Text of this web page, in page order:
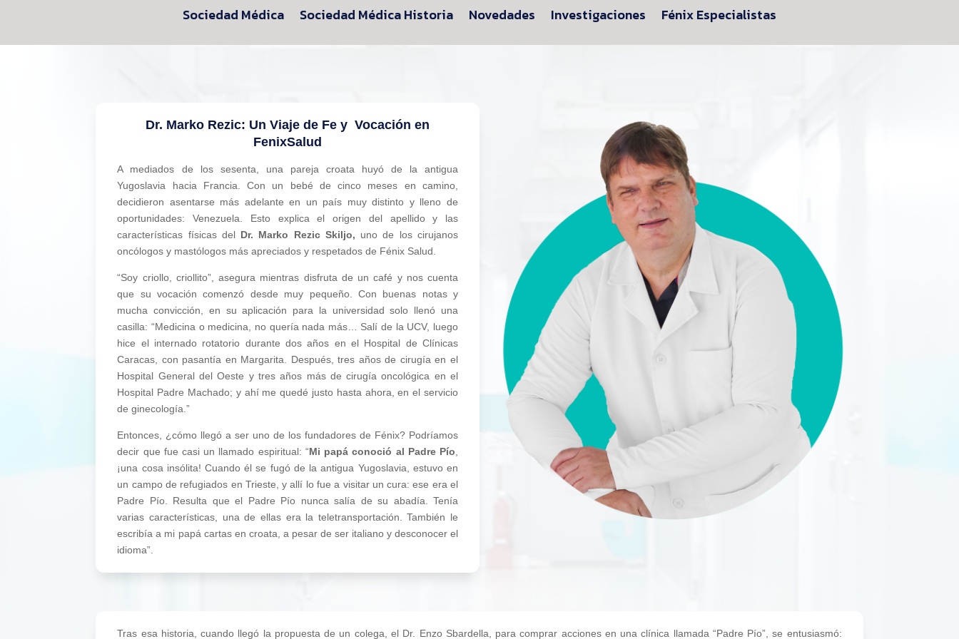
Sociedad Médica Sociedad Médica Historia Novedades Investigaciones Fénix Especialistas
Dr. Marko Rezic: Un Viaje de Fe yVocación en
FenixSalud
A mediados de los sesenta, una pareja croata huyó de la antigua
Yugoslavia hacia Francia. Con un bebé de cinco meses en camino,
decidieron asentarse más adelante en un país muy distinto y lleno de
oportunidades: Venezuela. Esto explica el origen del apellido y las
características físicas del Dr. Marko Rezic Skiljo, uno de los cirujanos
oncólogos y mastólogos más apreciados y respetados de Fénix Salud.
“Soy criollo, criollito”, asegura mientras disfruta de un café y nos cuenta
que su vocación comenzó desde muy pequeño. Con buenas notas y
mucha convicción, en su aplicación para la universidad solo llenó una
casilla: “Medicina o medicina, no quería nada más… Salí de la UCV, luego
hice el internado rotatorio durante dos años en el Hospital de Clínicas
Caracas, con pasantía en Margarita. Después, tres años de cirugía en el
Hospital General del Oeste y tres años más de cirugía oncológica en el
Hospital Padre Machado; y ahí me quedé justo hasta ahora, en el servicio
de ginecología.”
Entonces, ¿cómo llegó a ser uno de los fundadores de Fénix? Podríamos
decir que fue casi un llamado espiritual: “Mi papá conoció al Padre Pío
¡una cosa insólita! Cuando él se fugó de la antigua Yugoslavia, estuvo en
un campo de refugiados en Trieste, y allí lo fue a visitar un cura: ese era el
Padre Pío. Resulta que el Padre Pío nunca salía de su abadía. Tenía
varias características, una de ellas era la teletransportación. También le
escribía a mi papá cartas en croata, a pesar de ser italiano y desconocer el
idioma”.
Tras esa historia, cuando llegó la propuesta de un colega, el Dr. Enzo Sbardella, para comprar acciones en una clínica llamada “Padre Pío”, se entusiasmó: